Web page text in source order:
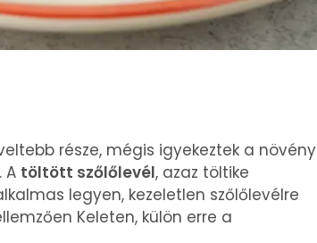
része, mégis igyekeztek a növény
A töltött szőlőlevél, azaz töltike
legyen, kezeletlen szőlőlevélre
Keleten, külön erre a